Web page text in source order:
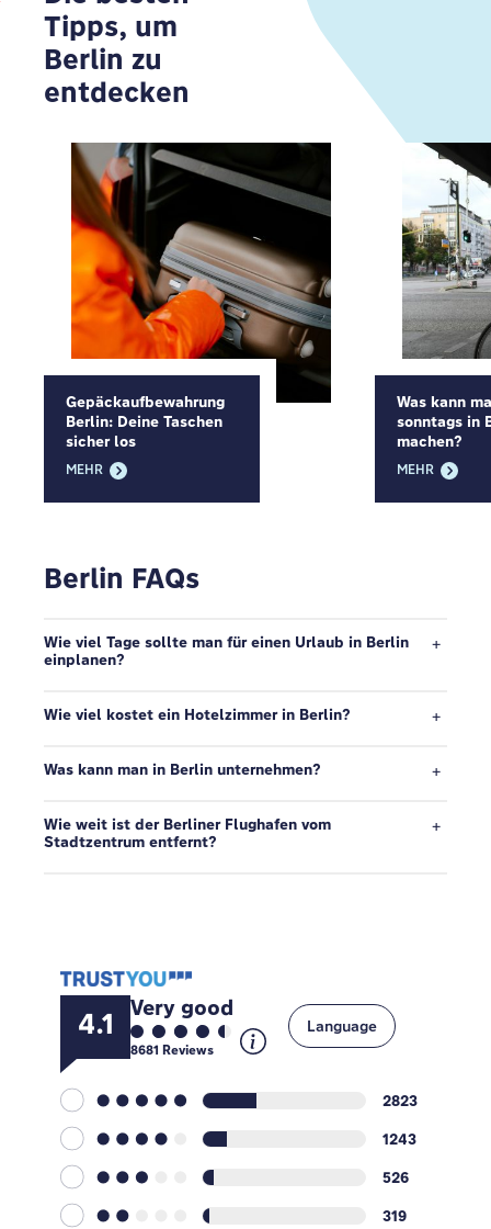
Tipps, um
Berlin zu
entdecken
Gepäckaufbewahrung
Berlin: Deine Taschen
sicher los
MEHR
Was kann
sonntags in
machen?
MEHR
Berlin FAQs
Wie viel Tage sollte man für einen Urlaub in Berlin
einplanen?
Wie viel kostet ein Hotelzimmer in Berlin?
Was kann man in Berlin unternehmen?
Wie weit ist der Berliner Flughafen vom
Stadtzentrum entfernt?
4.1 Very good
8681 Reviews
2823
1243
526
319
Language